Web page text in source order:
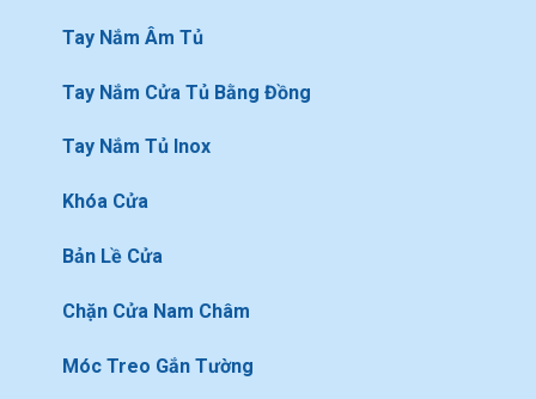
Tay Nắm Âm Tủ
Tay Nắm Cửa Tủ Bằng Đồng
Tay Nắm Tủ Inox
Khóa Cửa
Bản Lề Cửa
Chặn Cửa Nam Châm
Móc Treo Gắn Tường